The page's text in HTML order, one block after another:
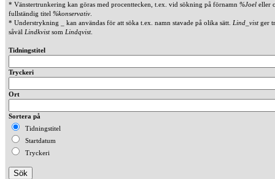
* Vänstertrunkering kan göras med procenttecken, t.ex. vid sökning på förnamn %Joel eller
fullständig titel %konservativ
* Understrykning _ kan användas för att söka t.ex. namn stavade på olika sätt. Lind_vistger
såväl Lindkvistsom Lindqvist.
Tidningstitel
Tryckeri
Ort
Sortera på
Tidningstitel
Startdatum
Tryckeri